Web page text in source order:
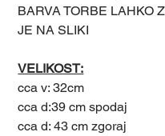
BARVA TORBE LAHKO
JE NA SLIKI
VELIKOST:
cca v: 32cm
cca d:39 cm spodaj
cca d: 43 cm zgoraj